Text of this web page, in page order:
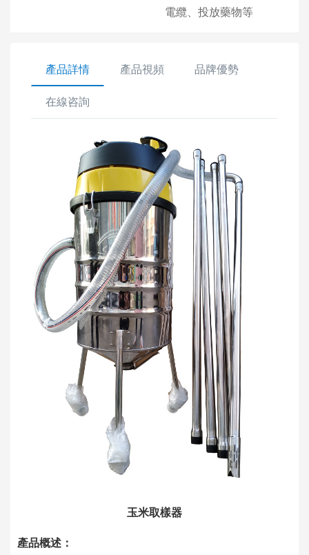
電纜、投放藥物等
產品詳情 產品視頻 品牌優勢
在線咨詢
玉米取樣器
產品概述：